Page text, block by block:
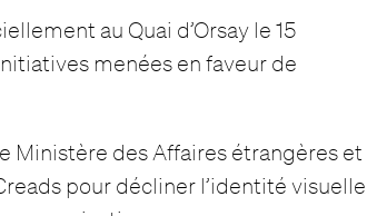
au Quai d’Orsay le 15
menées en faveur de
Ministère des Affaires étrangères et
pour décliner l’identité visuelle